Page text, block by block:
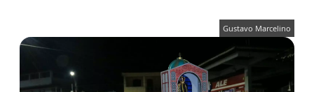
Gustavo Marcelino